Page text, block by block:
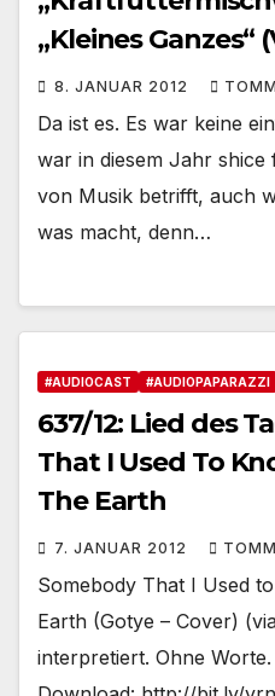
„Kleines Ganzes“
8. JANUAR 2012
Da ist es. Es war keine
war in diesem Jahr
von Musik betrifft, auch
was macht, denn…
#AUDIOCAST #AUDIOPAPARAZZI
637/12: Lied des
That I Used To
The Earth
7. JANUAR 2012
Somebody That I Used
Earth (Gotye – Cover)
interpretiert. Ohne